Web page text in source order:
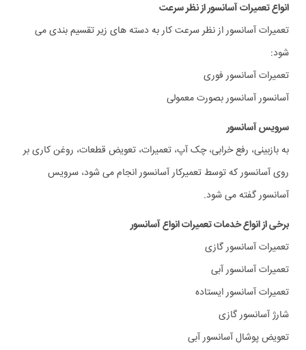
انواع تعمیرات آسانسور از نظر سرعت
تعمیرات آسانسور از نظر سرعت کار به دسته های زیر تقسیم بندی می
شود:
تعمیرات آسانسور فوری
آسانسور آسانسور بصورت معمولی
سرویس آسانسور
به بازبینی، رفع خرابی، چک آپ، تعمیرات، تعویض قطعات، روغن کاری بر
روی آسانسور که توسط تعمیرکار آسانسور انجام می شود، سرویس
آسانسور گفته می شود.
برخی از انواع خدمات تعمیرات انواع آسانسور
تعمیرات آسانسور گازی
تعمیرات آسانسور آبی
تعمیرات آسانسور ایستاده
شارژ آسانسور گازی
تعویض پوشال آسانسور آبی